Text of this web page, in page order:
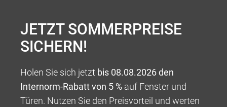
JETZT SOMMERPREISE
SICHERN!
Holen Sie sich jetzt bis 08.08.2026 den
Internorm-Rabatt von 5 % auf Fenster und
Türen. Nutzen Sie den Preisvorteil und werten